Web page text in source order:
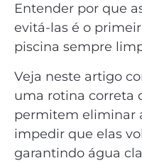
Entender por que
evitá-las é o
piscina sempre
Veja neste artigo
uma rotina correta
permitem eliminar
impedir que elas
garantindo água